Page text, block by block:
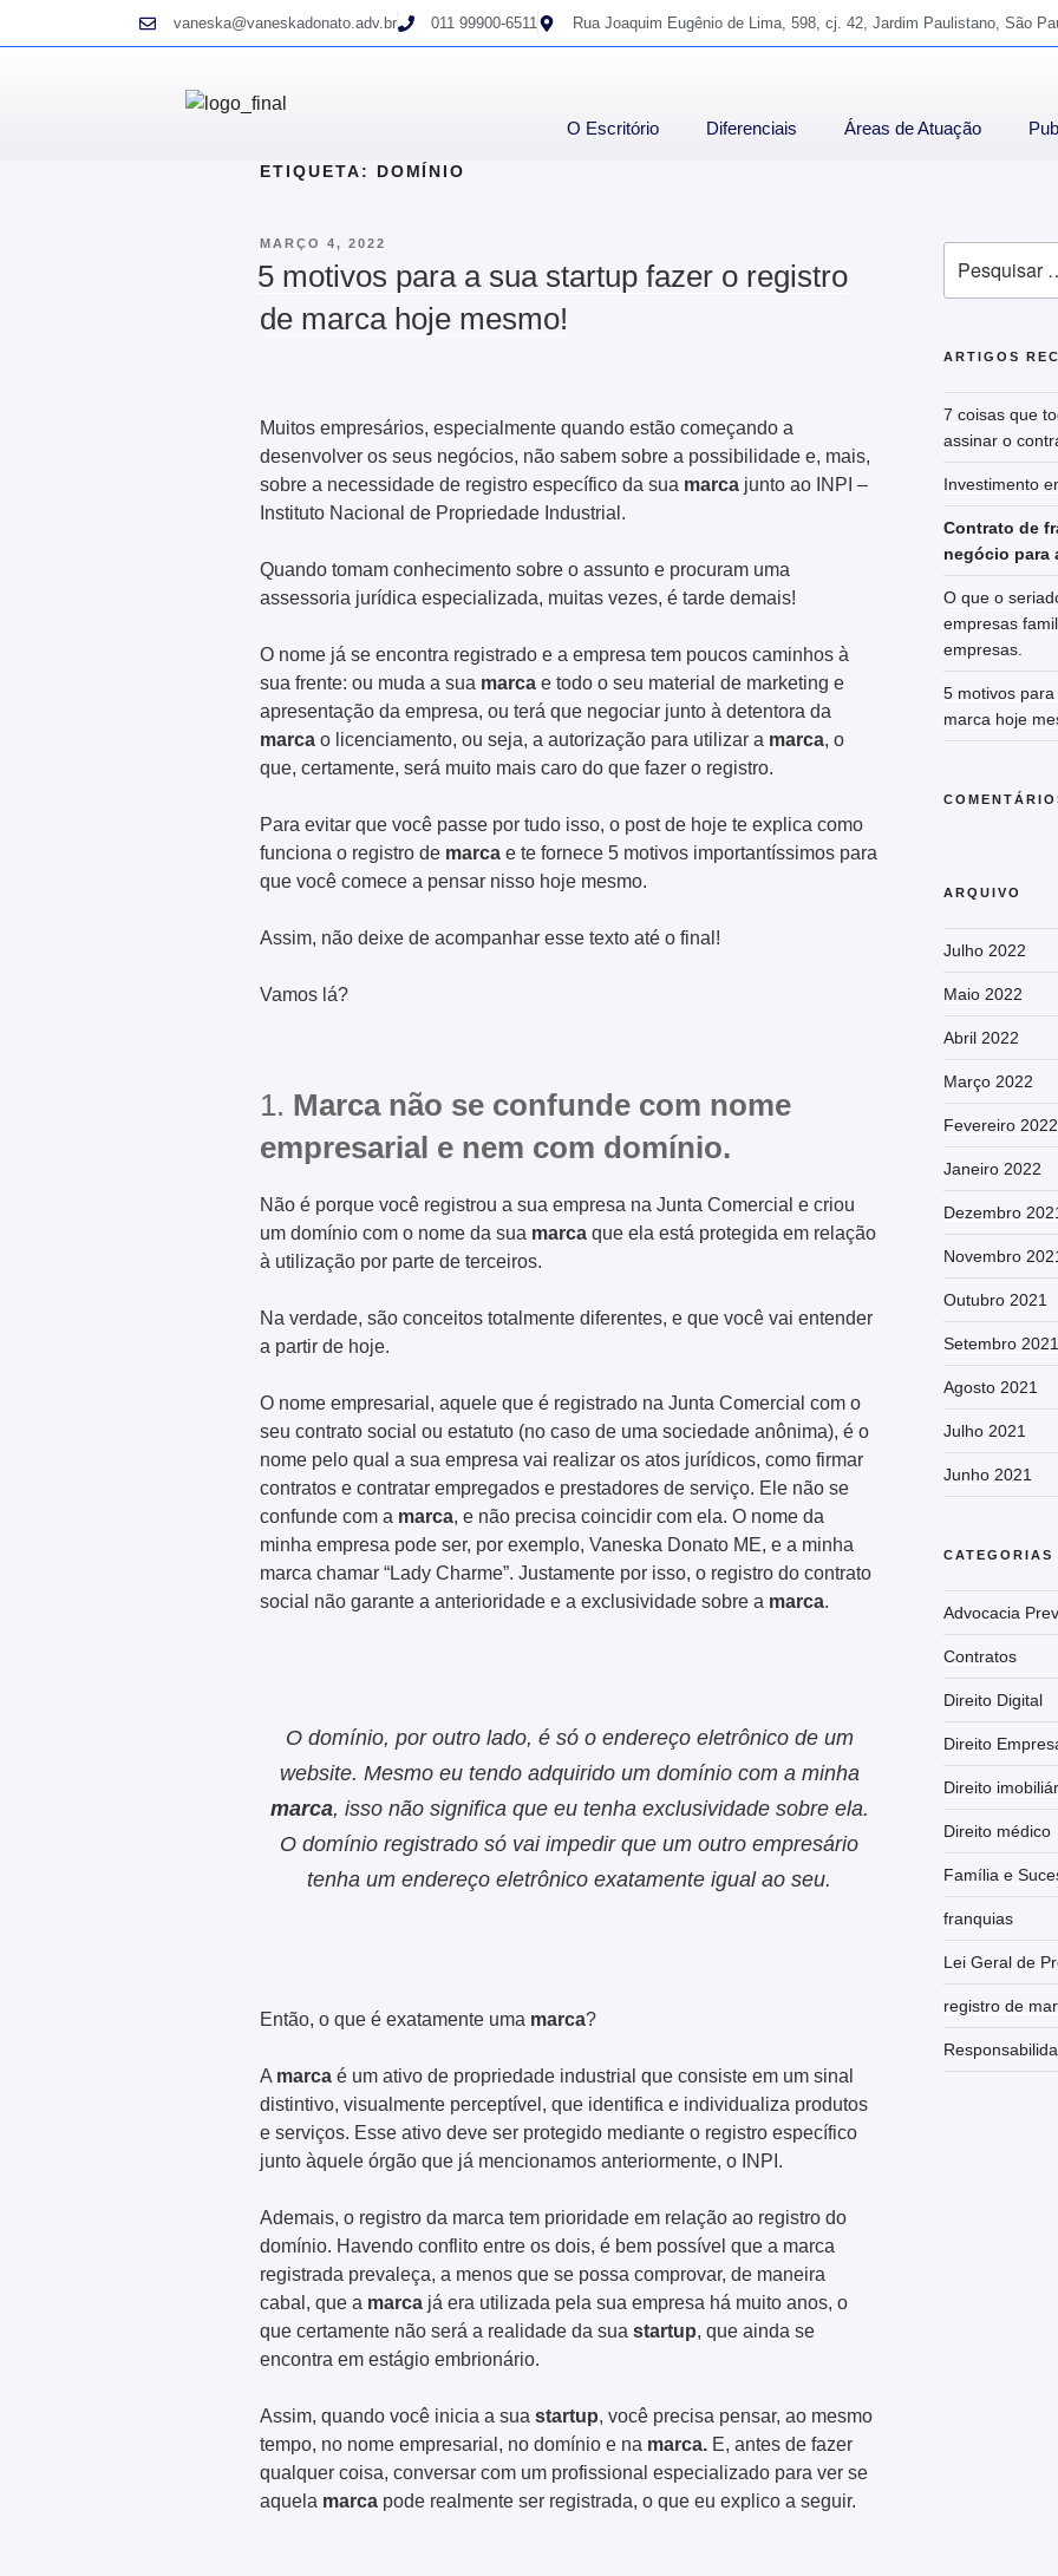
vaneska@vaneskadonato.adv.br 011 99900-6511 Rua Joaquim Eugênio de Lima, 598, cj. 42, Jardim Paulistano, São
O Escritório Diferenciais Áreas de Atuação
ETIQUETA: DOMÍNIO
MARÇO 4, 2022
5 motivos para a sua startup fazer o registro
de marca hoje mesmo!
Muitos empresários, especialmente quando estão começando a
desenvolver os seus negócios, não sabem sobre a possibilidade e, mais,
sobre a necessidade de registro específico da sua marca junto ao INPI –
Instituto Nacional de Propriedade Industrial.
Quando tomam conhecimento sobre o assunto e procuram uma
assessoria jurídica especializada, muitas vezes, é tarde demais!
O nome já se encontra registrado e a empresa tem poucos caminhos à
sua frente: ou muda a sua marca e todo o seu material de marketing e
apresentação da empresa, ou terá que negociar junto à detentora da
marca o licenciamento, ou seja, a autorização para utilizar a marca, o
que, certamente, será muito mais caro do que fazer o registro.
Para evitar que você passe por tudo isso, o post de hoje te explica como
funciona o registro de marca e te fornece 5 motivos importantíssimos para
que você comece a pensar nisso hoje mesmo.
Assim, não deixe de acompanhar esse texto até o final!
Vamos lá?
1. Marca não se confunde com nome
empresarial e nem com domínio.
Não é porque você registrou a sua empresa na Junta Comercial e criou
um domínio com o nome da sua marca que ela está protegida em relação
à utilização por parte de terceiros.
Na verdade, são conceitos totalmente diferentes, e que você vai entender
a partir de hoje.
O nome empresarial, aquele que é registrado na Junta Comercial com o
seu contrato social ou estatuto (no caso de uma sociedade anônima), é o
nome pelo qual a sua empresa vai realizar os atos jurídicos, como firmar
contratos e contratar empregados e prestadores de serviço. Ele não se
confunde com a marca, e não precisa coincidir com ela. O nome da
minha empresa pode ser, por exemplo, Vaneska Donato ME, e a minha
marca chamar “Lady Charme”. Justamente por isso, o registro do contrato
social não garante a anterioridade e a exclusividade sobre a marca.
O domínio, por outro lado, é só o endereço eletrônico de um
website. Mesmo eu tendo adquirido um domínio com a minha
marca, isso não significa que eu tenha exclusividade sobre ela.
O domínio registrado só vai impedir que um outro empresário
tenha um endereço eletrônico exatamente igual ao seu.
Então, o que é exatamente uma marca?
A marca é um ativo de propriedade industrial que consiste em um sinal
distintivo, visualmente perceptível, que identifica e individualiza produtos
e serviços. Esse ativo deve ser protegido mediante o registro específico
junto àquele órgão que já mencionamos anteriormente, o INPI.
Ademais, o registro da marca tem prioridade em relação ao registro do
domínio. Havendo conflito entre os dois, é bem possível que a marca
registrada prevaleça, a menos que se possa comprovar, de maneira
cabal, que a marca já era utilizada pela sua empresa há muito anos, o
que certamente não será a realidade da sua startup, que ainda se
encontra em estágio embrionário.
Assim, quando você inicia a sua startup, você precisa pensar, ao mesmo
tempo, no nome empresarial, no domínio e na marca. E, antes de fazer
qualquer coisa, conversar com um profissional especializado para ver se
aquela marca pode realmente ser registrada, o que eu explico a seguir.
ARTIGOS
7 coisas que
assinar o
Investimento
Contrato de
negócio para
O que o
empresas
empresas.
5 motivos
marca hoje
ARQUIVO
Julho 2022
Maio 2022
Abril 2022
Março 2022
Fevereiro 2022
Janeiro 2022
Dezembro
Novembro
Outubro 2021
Setembro 2021
Agosto 2021
Julho 2021
Junho 2021
CATEGORIAS
Advocacia
Contratos
Direito Digital
Direito
Direito
Direito médico
Família e
franquias
Lei Geral de
registro de